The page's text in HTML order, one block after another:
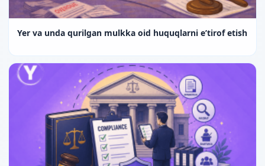
Yer va unda qurilgan mulkka oid huquqlarni e’tirof etish